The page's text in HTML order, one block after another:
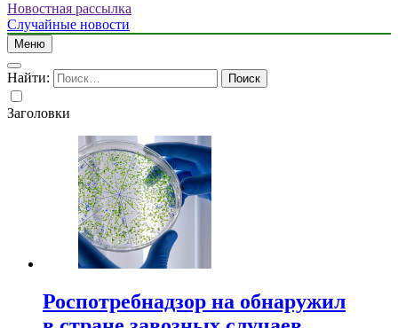
Новостная рассылка
Случайные новости
Меню
Найти:
Заголовки
Роспотребнадзор на обнаружил